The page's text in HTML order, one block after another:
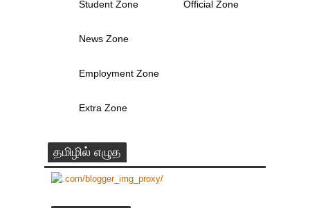
Student Zone Official Zone
News Zone
Employment Zone
Extra Zone
தமிழில் எழுத